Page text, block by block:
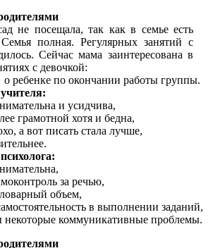
не посещала, так как в семье есть
полная. Регулярных занятий с
Сейчас мама заинтересована в
с девочкой:
ребенке по окончании работы группы.
и усидчива,
грамотной хотя и бедна,
а вот писать стала лучше,
за речью,
объем,
в выполнении заданий,
коммуникативные проблемы.